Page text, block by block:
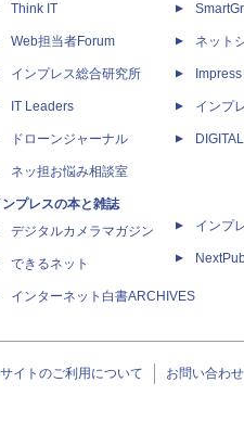
Think IT
Web担当者Forum
インプレス総合研究所
IT Leaders
ドローンジャーナル
ネッ担お悩み相談室
ンプレスの本と雑誌
デジタルカメラマガジン
できるネット
インターネット白書ARCHIVES
ネット
インプ
インプ
イトのご利用について お問い合わせ